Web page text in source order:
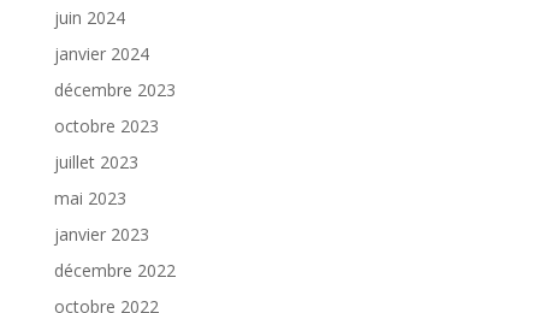
juin 2024
janvier 2024
décembre 2023
octobre 2023
juillet 2023
mai 2023
janvier 2023
décembre 2022
octobre 2022